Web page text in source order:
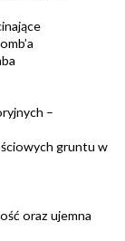
–
gruntu w
oraz ujemna